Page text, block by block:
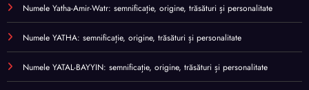
Numele Yatha-Amir-Watr: semnificație, origine, trăsături și personalitate
Numele YATHA: semnificație, origine, trăsături și personalitate
Numele YATAL-BAYYIN: semnificație, origine, trăsături și personalitate